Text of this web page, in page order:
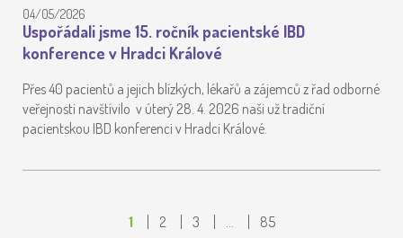
04/05/2026
Uspořádali jsme 15. ročník pacientské IBD
konference v Hradci Králové
Přes 40 pacientů a jejich blízkých, lékařů a zájemců z řad odborné
veřejnosti navštívilo v úterý 28. 4. 2026 naši už tradiční
pacientskou IBD konferenci v Hradci Králové.
1 2 3 … 85